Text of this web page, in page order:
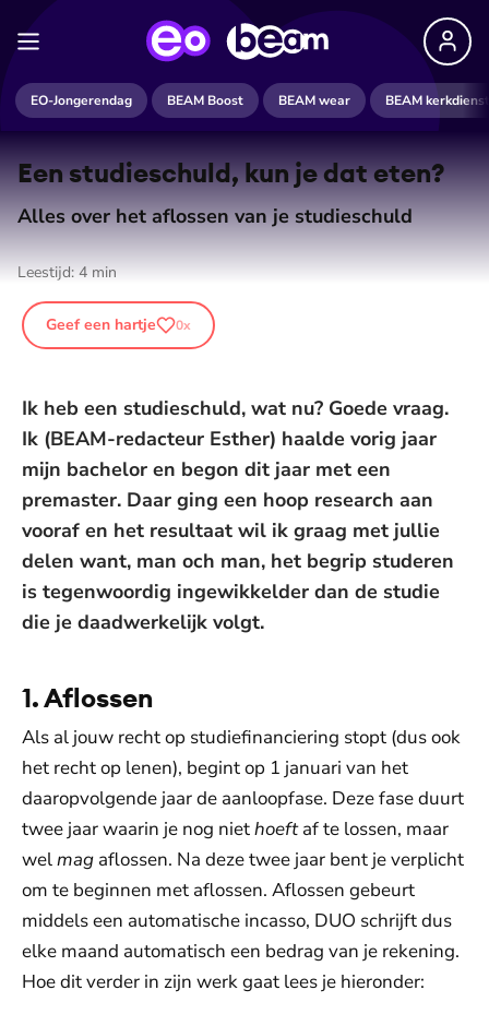
EO-Jongerendag BEAM Boost BEAM wear BEAM kerkdienst
Een studieschuld, kun je dat eten?
Alles over het aflossen van je studieschuld
Leestijd: 4 min
Geef een hartje 0x
Ik heb een studieschuld, wat nu? Goede vraag.
Ik (BEAM-redacteur Esther) haalde vorig jaar
mijn bachelor en begon dit jaar met een
premaster. Daar ging een hoop research aan
vooraf en het resultaat wil ik graag met jullie
delen want, man och man, het begrip studeren
is tegenwoordig ingewikkelder dan de studie
die je daadwerkelijk volgt.
1. Aflossen
Als al jouw recht op studiefinanciering stopt (dus ook
het recht op lenen), begint op 1 januari van het
daaropvolgende jaar de aanloopfase. Deze fase duurt
twee jaar waarin je nog niethoeftaf te lossen, maar
welmag aflossen. Na deze twee jaar bent je verplicht
om te beginnen met aflossen. Aflossen gebeurt
middels een automatische incasso, DUO schrijft dus
elke maand automatisch een bedrag van je rekening.
Hoe dit verder in zijn werk gaat lees je hieronder: